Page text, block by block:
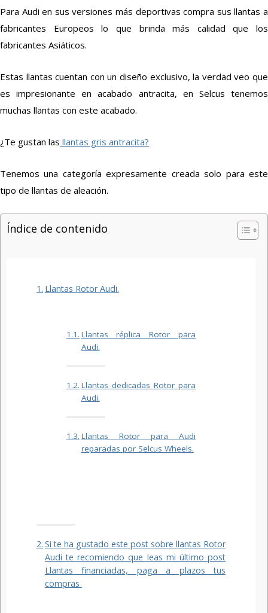
Para Audi en sus versiones más deportivas compra sus llantas a
fabricantes Europeos lo que brinda más calidad que los
fabricantes Asiáticos.
Estas llantas cuentan con un diseño exclusivo, la verdad veo que
es impresionante en acabado antracita, en Selcus tenemos
muchas llantas con este acabado.
¿Te gustan las llantas gris antracita?
Tenemos una categoría expresamente creada solo para este
tipo de llantas de aleación.
Índice de contenido
Llantas Rotor Audi.
Llantas réplica Rotor para
Audi.
Llantas dedicadas Rotor para
Audi.
Llantas Rotor para Audi
reparadas por Selcus Wheels.
Si te ha gustado este post sobre llantas Rotor
Audi te recomiendo que leas mi último post
Llantas financiadas, paga a plazos tus
compras